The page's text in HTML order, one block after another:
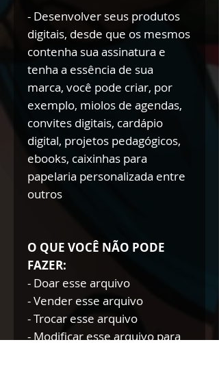
- Desenvolver seus produtos
digitais, desde que os mesmos
contenha sua assinatura e
tenha a essência de sua
marca, você pode criar, por
exemplo, miolos de agendas,
convites digitais, cardápio
digital, projetos pedagógicos,
ebooks, caixinhas para
papelaria personalizada entre
outros
O QUE VOCÊ NÃO PODE
FAZER:
- Doar esse arquivo
- Vender esse arquivo
- Trocar esse arquivo
- Modificar esse arquivo para